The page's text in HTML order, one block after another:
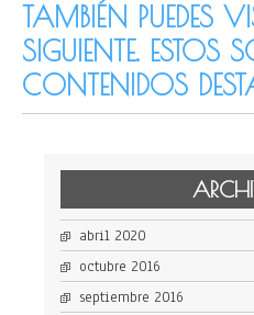
TAMBIÉN PUEDES
SIGUIENTE. ESTOS
CONTENIDOS
abril 2020
octubre 2016
septiembre 2016